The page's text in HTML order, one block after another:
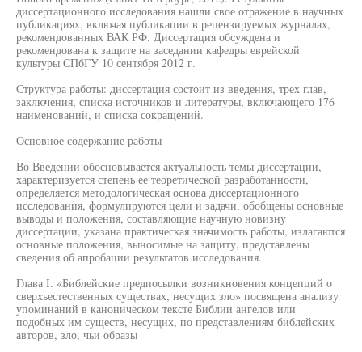
диссертационного исследования нашли свое отражение в научных
публикациях, включая публикации в рецензируемых журналах,
рекомендованных ВАК РФ. Диссертация обсуждена и
рекомендована к защите на заседании кафедры еврейской
культуры СПбГУ 10 сентября 2012 г.
Структура работы: диссертация состоит из введения, трех глав,
заключения, списка источников и литературы, включающего 176
наименований, и списка сокращений.
Основное содержание работы
Во Введении обосновывается актуальность темы диссертации,
характеризуется степень ее теоретической разработанности,
определяется методологическая основа диссертационного
исследования, формулируются цели и задачи, обобщены основные
выводы и положения, составляющие научную новизну
диссертации, указана практическая значимость работы, излагаются
основные положения, выносимые на защиту, представлены
сведения об апробации результатов исследования.
Глава I. «Библейские предпосылки возникновения концепций о
сверхъестественных существах, несущих зло» посвящена анализу
упоминаний в каноническом тексте Библии ангелов или
подобных им существ, несущих, по представлениям библейских
авторов, зло, чьи образы